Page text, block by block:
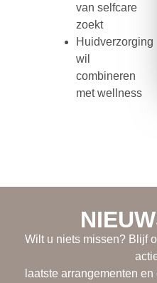
van selfcare
zoekt
Huidverzorging
wil
combineren
met wellness
Wilt u niets missen? Blijf
laatste arrangementen